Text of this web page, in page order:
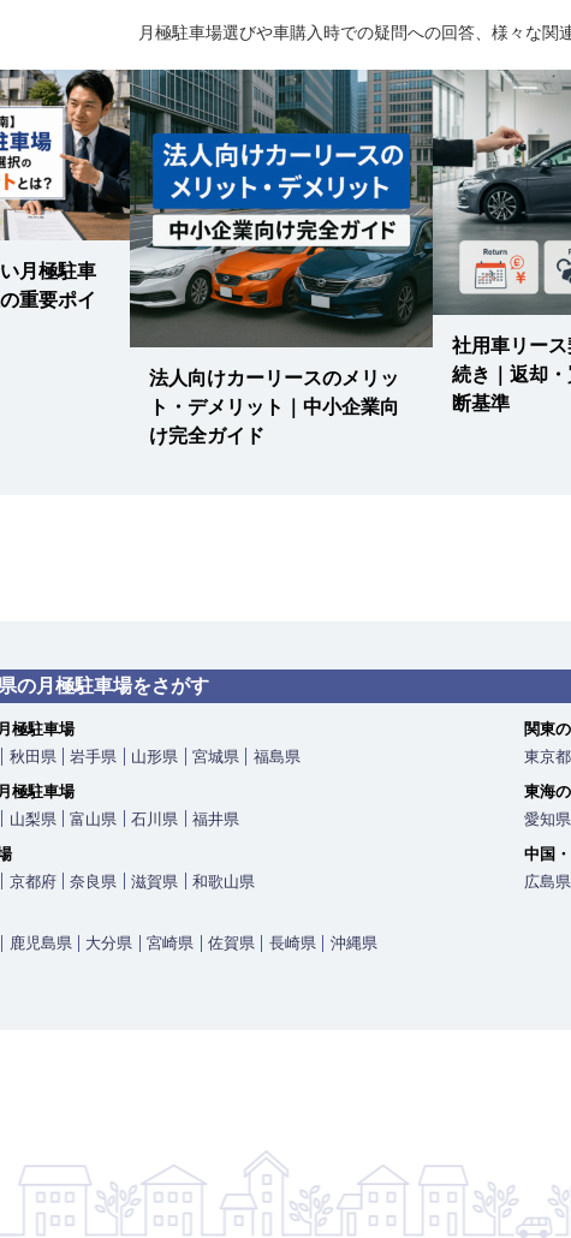
路線 / 天王寺駅 大阪環状線 / 天王寺駅 阪和線(天王寺〜和
/ 天王寺駅 大阪メトロ谷町線 / 阿倍野駅 阪堺電軌上町線 /
寺駅前駅 阪堺電軌上町線 / 阿倍野駅
ジデンス【物件ID 406813】
円
阪市阿倍野区松崎町3-16-19
24時間
路線 / 天王寺駅 大阪環状線 / 天王寺駅 阪和線(天王寺〜和
) / 天王寺駅 大阪メトロ御堂筋線 / 天王寺駅 大阪メトロ谷
/ 天王寺駅 大阪メトロ谷町線 / 阿倍野駅 阪堺電軌上町線 /
寺駅前駅 阪堺電軌上町線 / 阿倍野駅
505/ 全幅 185/ 全高 155/ 総重量
) / 天王寺駅 大阪メトロ御堂筋線 / 天王寺駅 大阪メトロ谷
/ 天王寺駅 大阪メトロ谷町線 / 阿倍野駅 阪堺電軌上町線 /
寺駅前駅 阪堺電軌上町線 / 阿倍野駅
クス阿倍野
円
阪市阿倍野区三明町2-3-11
クス阿倍野【物件ID 406810】
月極駐車場選びや車購入時での疑問への回答、様々な関
月極駐車
重要ポイ
法人向けカーリースのメリッ
ト・デメリット｜中小企業向
け完全ガイド
社用車リー
続き｜返却
断基準
の月極駐車場をさがす
極駐車場
秋田県 岩手県 山形県 宮城県 福島県
関東
東京都
極駐車場
山梨県 富山県 石川県 福井県
東海
愛知県
京都府 奈良県 滋賀県 和歌山県
中国
広島県
鹿児島県 大分県 宮崎県 佐賀県 長崎県 沖縄県